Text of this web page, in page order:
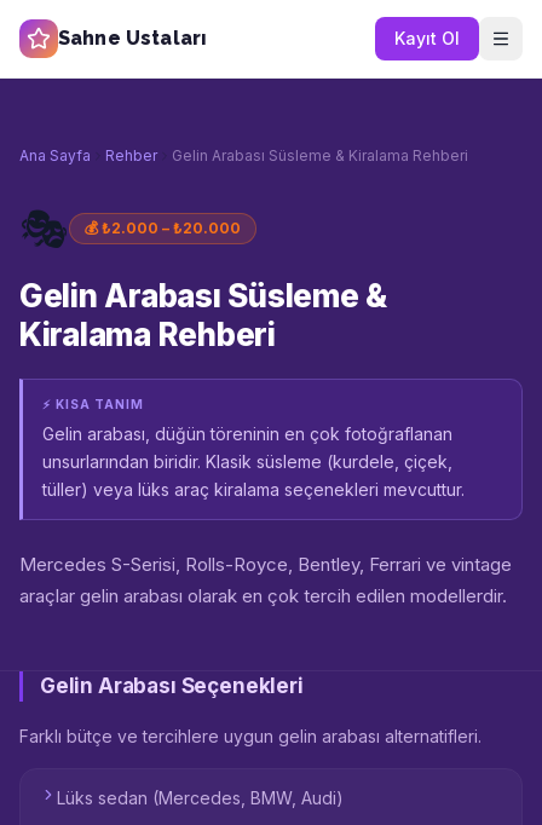
Sahne Ustaları Kayıt Ol
Ana Sayfa Rehber Gelin Arabası Süsleme & Kiralama Rehberi
🎭 💰₺2.000 – ₺20.000
Gelin Arabası Süsleme &
Kiralama Rehberi
⚡ KISA TANIM
Gelin arabası, düğün töreninin en çok fotoğraflanan
unsurlarından biridir. Klasik süsleme (kurdele, çiçek,
tüller) veya lüks araç kiralama seçenekleri mevcuttur.
Mercedes S-Serisi, Rolls-Royce, Bentley, Ferrari ve vintage
araçlar gelin arabası olarak en çok tercih edilen modellerdir.
Gelin Arabası Seçenekleri
Farklı bütçe ve tercihlere uygun gelin arabası alternatifleri.
Lüks sedan (Mercedes, BMW, Audi)